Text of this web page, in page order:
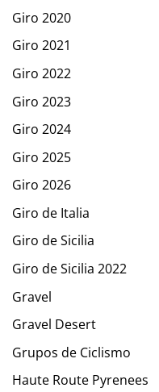
Giro 2020
Giro 2021
Giro 2022
Giro 2023
Giro 2024
Giro 2025
Giro 2026
Giro de Italia
Giro de Sicilia
Giro de Sicilia 2022
Gravel
Gravel Desert
Grupos de Ciclismo
Haute Route Pyrenees